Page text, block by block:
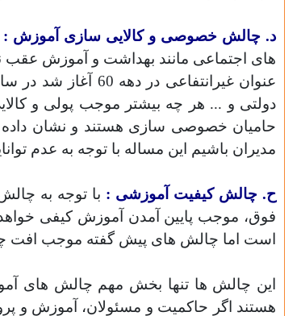
د. چالش خصوصی و کالایی سازی آموزش :
های اجتماعی مانند بهداشت و آموزش عقب
عنوان غیرانتفاعی در دهه 60 آغاز شد در سال های اخیر افزایش و به اوج خود رسیده است
دولتی و ... هر چه بیشتر موجب پولی و
حامیان خصوصی سازی هستند و نشان داده
مدیران باشیم این مساله با توجه به عدم
ح. چالش کیفیت آموزشی : با توجه به
فوق، موجب پایین آمدن آموزش کیفی
است اما چالش های پیش گفته موجب افت
این چالش ها تنها بخش مهم چالش های
هستند اگر حاکمیت و مسئولان، آموزش و